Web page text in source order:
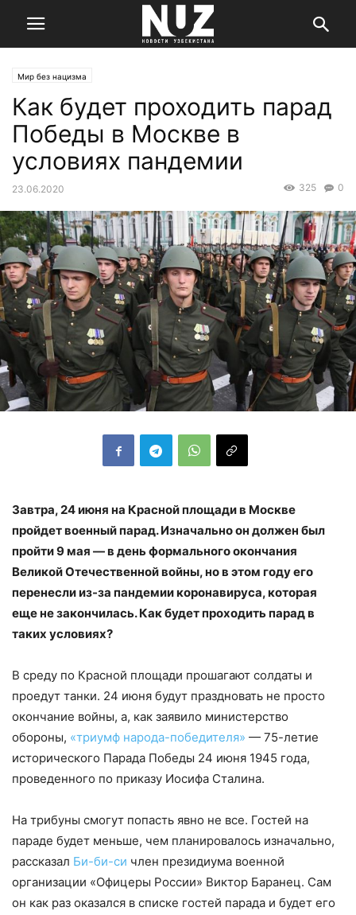
Мир без нацизма
Как будет проходить парад
Победы в Москве в
условиях пандемии
23.06.2020 0
325
Завтра, 24 июня на Красной площади в Москве
пройдет военный парад. Изначально он должен был
пройти 9 мая — в день формального окончания
Великой Отечественной войны, но в этом году его
перенесли из-за пандемии коронавируса, которая
еще не закончилась. Как будет проходить парад в
таких условиях?
В среду по Красной площади прошагают солдаты и
проедут танки. 24 июня будут праздновать не просто
окончание войны, а, как заявило министерство
обороны, «триумф народа-победителя» — 75-летие
исторического Парада Победы 24 июня 1945 года,
проведенного по приказу Иосифа Сталина.
На трибуны смогут попасть явно не все. Гостей на
параде будет меньше, чем планировалось изначально,
рассказал Би-би-си член президиума военной
организации «Офицеры России» Виктор Баранец. Сам
он как раз оказался в списке гостей парада и будет его